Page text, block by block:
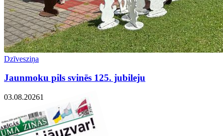
Dzīvesziņa
Jaunmoku pils svinēs 125. jubileju
03.08.20261